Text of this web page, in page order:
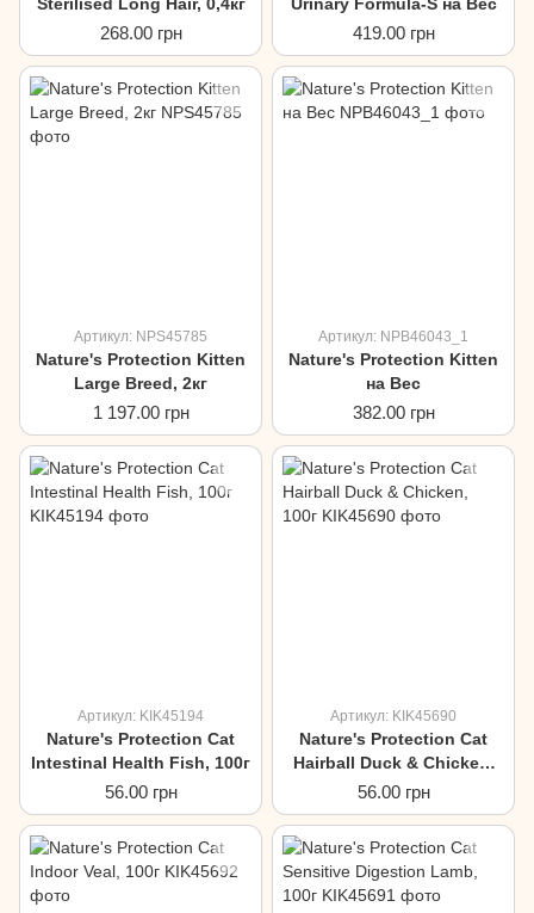
268.00 грн 419.00 грн
Артикул: NPS45785
Nature's Protection Kitten
Large Breed, 2кг
1 197.00 грн
Артикул: NPB46043_1
Nature's Protection Kitten
на Вес
382.00 грн
Артикул: KIK45194
Nature's Protection Cat
Intestinal Health Fish, 100г
56.00 грн
Артикул: KIK45690
Nature's Protection Cat
Hairball Duck & Сhicken,
100г
56.00 грн